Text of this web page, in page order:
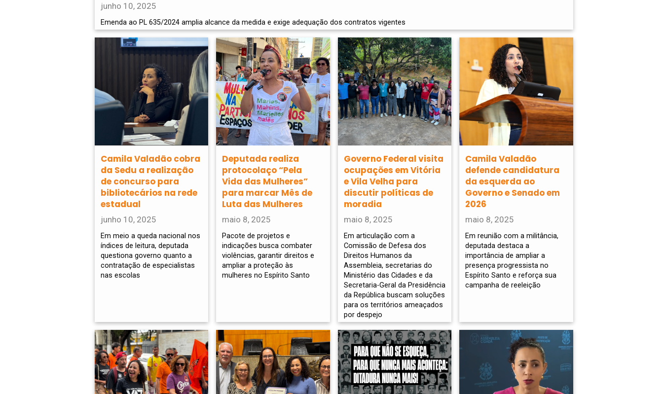
junho 10, 2025
Emenda ao PL 635/2024 amplia alcance da medida e exige adequação dos contratos vigentes
Camila Valadão cobra
da Sedu a realização
de concurso para
bibliotecários na rede
estadual
junho 10, 2025
Em meio a queda nacional nos
índices de leitura, deputada
questiona governo quanto a
contratação de especialistas
nas escolas
Deputada realiza
protocolaço “Pela
Vida das Mulheres”
para marcar Mês de
Luta das Mulheres
maio 8, 2025
Pacote de projetos e
indicações busca combater
violências, garantir direitos e
ampliar a proteção às
mulheres no Espírito Santo
Governo Federal visita
ocupações em Vitória
e Vila Velha para
discutir políticas de
moradia
maio 8, 2025
Em articulação com a
Comissão de Defesa dos
Direitos Humanos da
Assembleia, secretarias do
Ministério das Cidades e da
Secretaria-Geral da Presidência
da República buscam soluções
para os territórios ameaçados
por despejo
Camila Valadão
defende candidatura
da esquerda ao
Governo e Senado em
2026
maio 8, 2025
Em reunião com a militância,
deputada destaca a
importância de ampliar a
presença progressista no
Espírito Santo e reforça sua
campanha de reeleição